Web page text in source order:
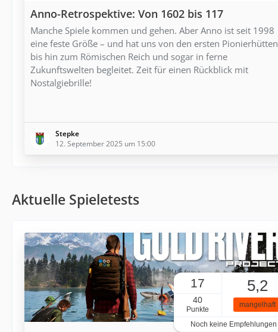
Anno-Retrospektive: Von 1602 bis 117
Manche Spiele kommen und gehen. Aber Anno ist seit 1998
eine feste Größe – und hat uns von den ersten Pionierhütten
bis hin zum Römischen Reich und sogar in ferne
Zukunftswelten begleitet. Zeit für einen Rückblick mit
Nostalgiebrille!
Stepke
12. September 2025 um 15:00
Aktuelle Spieletests
17
40
Punkte
5,2
mangelhaft
Noch keine Empfehlungen